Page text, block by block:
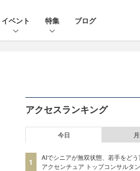
イベント 特集 ブログ
アクセスランキング
今日
1
AIでシニアが無双状態、若手をどう
アクセンチュア トップコンサルタ